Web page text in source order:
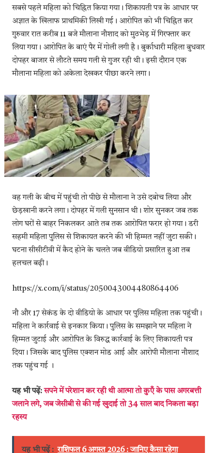
सबसे पहले महिला को चिह्नित किया गया। शिकायती पत्र के आधार पर
अज्ञात के खिलाफ प्राथमिकी लिखी गई। आरोपित को भी चिह्नित कर
गुरुवार रात करीब 11 बजे मौलाना नौशाद को मुठभेड़ में गिरफ्तार कर
लिया गया। आरोपित के बाएं पैर में गोली लगी है। बुर्काधारी महिला बुधवार
दोपहर बाजार से लौटते समय गली से गुजर रही थी। इसी दौरान एक
मौलाना महिला को अकेला देखकर पीछा करने लगा।
वह गली के बीच में पहुंची तो पीछे से मौलाना ने उसे दबोच लिया और
छेड़खानी करने लगा। दोपहर में गली सुनसान थी। शोर सुनकर जब तक
लोग घरों से बाहर निकलकर आते तब तक आरोपित फरार हो गया। डरी
सहमी महिला पुलिस से शिकायत करने की भी हिम्मत नहीं जुटा सकी।
घटना सीसीटीवी में कैद होने के चलते जब वीडियो प्रसारित हुआ तब
हलचल बढ़ी।
https://x.com/i/status/2050043004480864406
नौ और 17 सेकंड के दो वीडियो के आधार पर पुलिस महिला तक पहुंची।
महिला ने कार्रवाई से इनकार किया। पुलिस के समझाने पर महिला ने
हिम्मत जुटाई और आरोपित के विरुद्ध कार्रवाई के लिए शिकायती पत्र
दिया। जिसके बाद पुलिस एक्शन मोड आई और आरोपी मौलाना नौशाद
तक पहुंच गई ।
यह भी पढ़ें:सपने में परेशान कर रही थी आत्मा तो कुएँ के पास अगरबत्ती
जलाने लगे, जब जेसीबी से की गई खुदाई तो 34 साल बाद निकला बड़ा
रहस्य
यह भी पढ़ें : राशिफल 6 अगस्त 2026 : जानिए कैसा रहेगा